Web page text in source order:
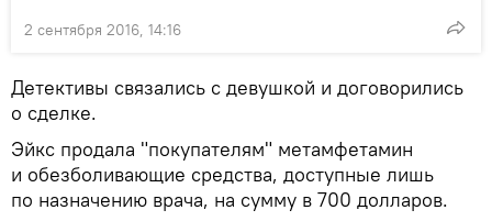
2 сентября 2016, 14:16
Детективы связались с девушкой и договорились
о сделке.
Эйкс продала "покупателям" метамфетамин
и обезболивающие средства, доступные лишь
по назначению врача, на сумму в 700 долларов.